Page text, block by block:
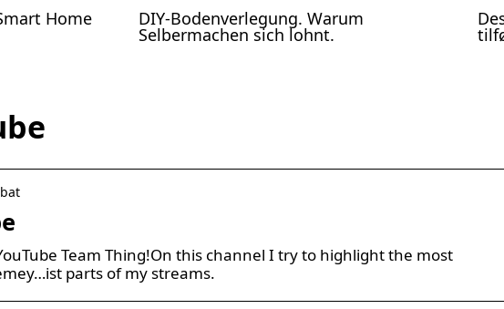
Home DIY-Bodenverlegung. Warum
Selbermachen sich lohnt.
Team Thing!On this channel I try to highlight the most
parts of my streams.